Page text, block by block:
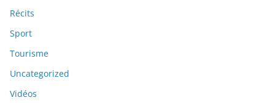
Récits
Sport
Tourisme
Uncategorized
Vidéos